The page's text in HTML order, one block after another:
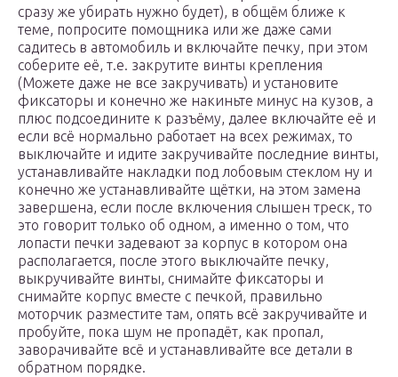
сразу же убирать нужно будет), в общём ближе к
теме, попросите помощника или же даже сами
садитесь в автомобиль и включайте печку, при этом
соберите её, т.е. закрутите винты крепления
(Можете даже не все закручивать) и установите
фиксаторы и конечно же накиньте минус на кузов, а
плюс подсоедините к разъёму, далее включайте её и
если всё нормально работает на всех режимах, то
выключайте и идите закручивайте последние винты,
устанавливайте накладки под лобовым стеклом ну и
конечно же устанавливайте щётки, на этом замена
завершена, если после включения слышен треск, то
это говорит только об одном, а именно о том, что
лопасти печки задевают за корпус в котором она
располагается, после этого выключайте печку,
выкручивайте винты, снимайте фиксаторы и
снимайте корпус вместе с печкой, правильно
моторчик разместите там, опять всё закручивайте и
пробуйте, пока шум не пропадёт, как пропал,
заворачивайте всё и устанавливайте все детали в
обратном порядке.